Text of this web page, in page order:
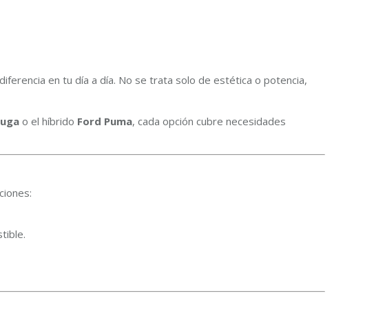
en tu día a día. No se trata solo de estética o potencia,
o el híbrido Ford Puma, cada opción cubre necesidades